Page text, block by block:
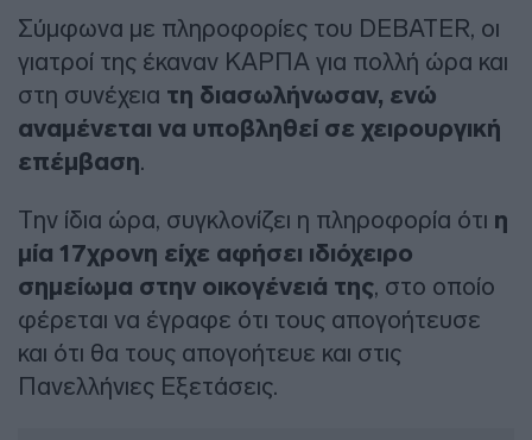
Σύμφωνα με πληροφορίες του DEBATER, οι
γιατροί της έκαναν ΚΑΡΠΑ για πολλή ώρα και
στη συνέχεια τη διασωλήνωσαν, ενώ
αναμένεται να υποβληθεί σε χειρουργική
επέμβαση.
Την ίδια ώρα, συγκλονίζει η πληροφορία ότι η
μία 17χρονη είχε αφήσει ιδιόχειρο
σημείωμα στην οικογένειά της, στο οποίο
φέρεται να έγραφε ότι τους απογοήτευσε
και ότι θα τους απογοήτευε και στις
Πανελλήνιες Εξετάσεις.